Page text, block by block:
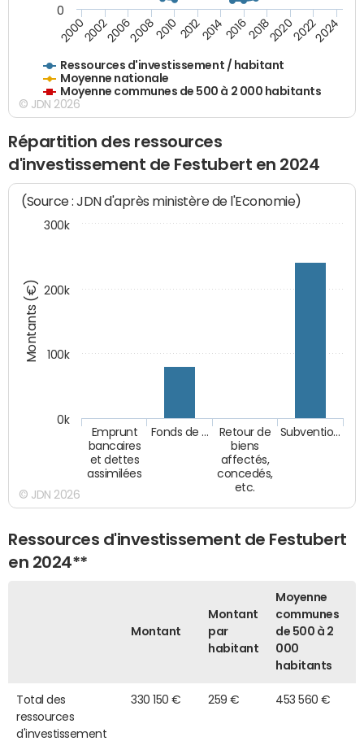
Ressources d'investissement / habitant
Moyenne nationale
Moyenne communes de 500 à 2 000 habitants
20002002200620082010 2012201420162018202020222024
0
© JDN 2026
Répartition des ressources
d'investissement de Festubert en 2024
Montants (€)
(Source : JDN d'après ministère de l'Economie)
Emprunt
bancaires
et dettes
assimilées
Fonds de …
Retour de
biens
affectés,
concedés,
etc.
Subventio…
0k
100k
200k
300k
© JDN 2026
Ressources d'investissement de Festubert
en 2024**
Montant
Montant
par
habitant
Moyenne
communes
de 500 à 2
000
habitants
Total des
ressources
d'investissement
330 150 € 259 € 453 560 €